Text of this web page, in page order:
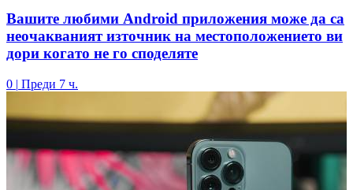
Вашите любими Android приложения може да са
неочакваният източник на местоположението ви
дори когато не го споделяте
0 | Преди 7 ч.